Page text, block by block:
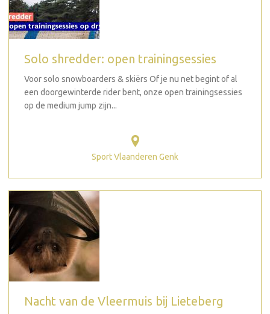
Solo shredder: open trainingsessies
Voor solo snowboarders & skiërs Of je nu net begint of al
een doorgewinterde rider bent, onze open trainingsessies
op de medium jump zijn...
Sport Vlaanderen Genk
Nacht van de Vleermuis bij Lieteberg